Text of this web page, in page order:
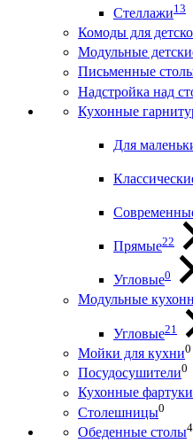
Стеллажи13
Комоды для
Модульные
Письменные
Надстройка над
Кухонные
Для
Прямые22
Угловые0
Модульные
Угловые21
Мойки для кухни0
Посудосушители0
Кухонные фартуки
Столешницы0
Обеденные столы